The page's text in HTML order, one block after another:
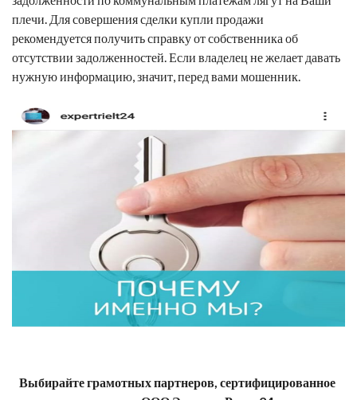
плечи. Для совершения сделки купли продажи
рекомендуется получить справку от собственника об
отсутствии задолженностей. Если владелец не желает давать
нужную информацию, значит, перед вами мошенник.
Выбирайте грамотных партнеров, сертифицированное